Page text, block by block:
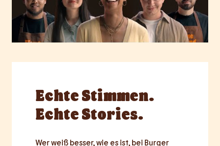
EchteStimmen.
Echte Stories.
Wer weiß besser, wie es ist, bei Burger